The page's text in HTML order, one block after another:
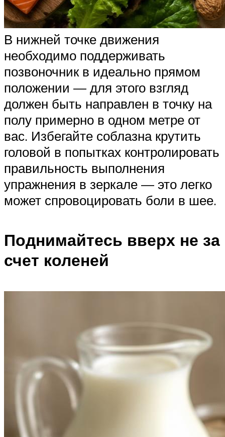
В нижней точке движения
необходимо поддерживать
позвоночник в идеально прямом
положении — для этого взгляд
должен быть направлен в точку на
полу примерно в одном метре от
вас. Избегайте соблазна крутить
головой в попытках контролировать
правильность выполнения
упражнения в зеркале — это легко
может спровоцировать боли в шее.
Поднимайтесь вверх не за
счет коленей